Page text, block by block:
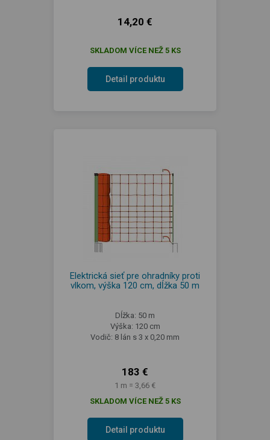
14,20 €
SKLADOM VÍCE NEŽ 5 KS
Detail produktu
Elektrická sieť pre ohradníky proti
vlkom, výška 120 cm, dĺžka 50 m
Dĺžka: 50 m
Výška: 120 cm
Vodič: 8 lán s 3 x 0,20 mm
183 €
1 m = 3,66 €
SKLADOM VÍCE NEŽ 5 KS
Detail produktu